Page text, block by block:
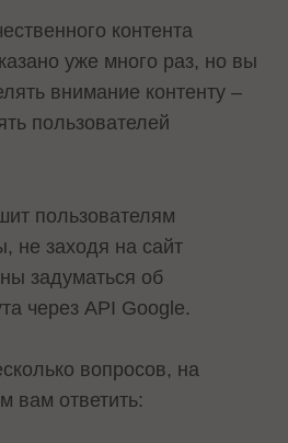
контента
уже много раз, но вы
внимание контенту –
пользователей
пользователям
не заходя на сайт
задуматься об
через API Google.
вопросов, на
вам ответить: